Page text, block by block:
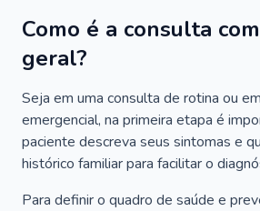
Como é a consulta
geral?
Seja em uma consulta de rotina ou
emergencial, na primeira etapa é
paciente descreva seus sintomas e
histórico familiar para facilitar o
Para definir o quadro de saúde e